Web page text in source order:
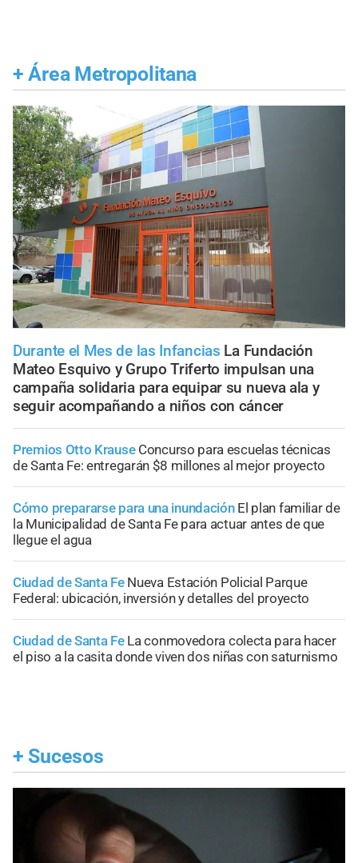
+ Área Metropolitana
Durante el Mes de las Infancias La Fundación
Mateo Esquivo y Grupo Triferto impulsan una
campaña solidaria para equipar su nueva ala y
seguir acompañando a niños con cáncer
Premios Otto Krause Concurso para escuelas técnicas
de Santa Fe: entregarán $8 millones al mejor proyecto
Cómo prepararse para una inundación El plan familiar de
la Municipalidad de Santa Fe para actuar antes de que
llegue el agua
Ciudad de Santa Fe Nueva Estación Policial Parque
Federal: ubicación, inversión y detalles del proyecto
Ciudad de Santa Fe La conmovedora colecta para hacer
el piso a la casita donde viven dos niñas con saturnismo
+ Sucesos